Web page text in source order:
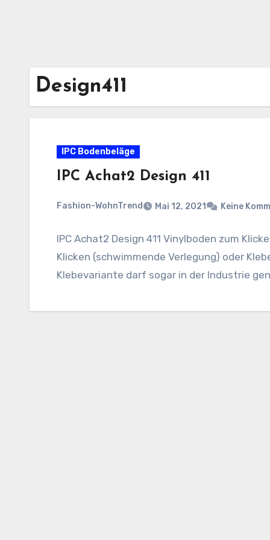
Design411
IPC Bodenbeläge
IPC Achat2 Design 411
Fashion-WohnTrend Mai 12, 2021 Keine
IPC Achat2 Design 411 Vinylboden zum
Klicken (schwimmende Verlegung) oder
Klebevariante darf sogar in der Industrie